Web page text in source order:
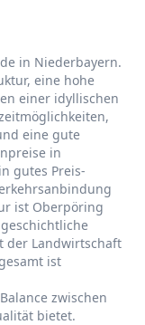
in Niederbayern.
eine hohe
einer idyllischen
eine gute
in
gutes Preis-
ist Oberpöring
der Landwirtschaft
ist
zwischen
bietet.